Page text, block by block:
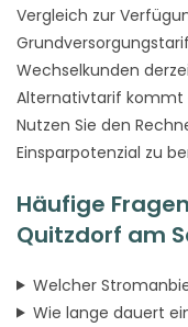
Vergleich zur
Wechselkunden
Alternativtarif kommt
Nutzen Sie den
Einsparpotenzial zu
Häufige
Quitzdorf am
Welcher
Wie lange dauert